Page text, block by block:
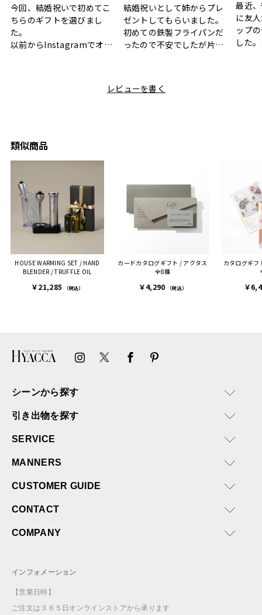
今回、結婚祝いで初めてこ
ちらのギフトを選びまし
た。
以前からInstagramでオシ
と大好きなカレーのセット
ちらも大変気に入ったと写
を選んでよかったし他の友
人にもお勧めしたいと感じ
ました。
また、こちら不注意でメー
登録してログインできなく
困った際にも、迅速に回答
連絡があり大変助かりまし
結婚祝いとして姉からプレ
ゼントしてもらいました。
初めての鉄製フライパンだ
ったので不安でしたが片手
利です。洗い物も減って一
最近
に友
ップ
した。
レビューを書く
類似商品
HOUSE WARMING SET / HAND
BLENDER / TRUFFLE OIL
￥21,285 （税込）
カードカタログギフト / アクタス
全8種
￥4,290 （税込）
カタログギ
￥
シーンから探す
引き出物を探す
SERVICE
MANNERS
CUSTOMER GUIDE
CONTACT
COMPANY
インフォメーション
【営業日時】
ご注文は３６５日オンラインストアから承ります